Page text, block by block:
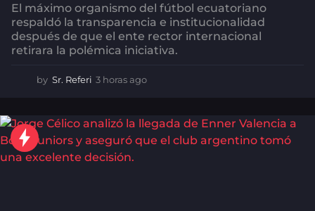
El máximo organismo del fútbol ecuatoriano
respaldó la transparencia e institucionalidad
después de que el ente rector internacional
retirara la polémica iniciativa.
by Sr. Referi 3 horas ago
r
a
s